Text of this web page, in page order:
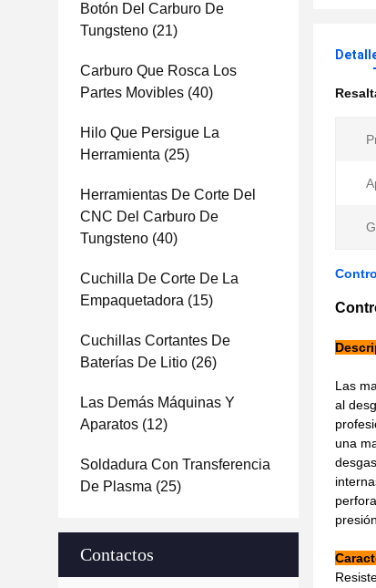
Botón Del Carburo De
Tungsteno (21)
Carburo Que Rosca Los
Partes Movibles (40)
Hilo Que Persigue La
Herramienta (25)
Herramientas De Corte Del
CNC Del Carburo De
Tungsteno (40)
Cuchilla De Corte De La
Empaquetadora (15)
Cuchillas Cortantes De
Baterías De Litio (26)
Las Demás Máquinas Y
Aparatos (12)
Soldadura Con Transferencia
De Plasma (25)
Contactos
Las
al
una